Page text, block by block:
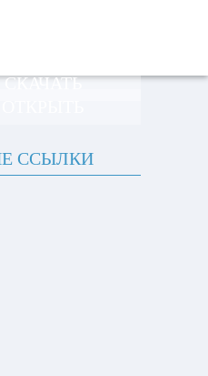
СКАЧАТЬ
ССЫЛКИ